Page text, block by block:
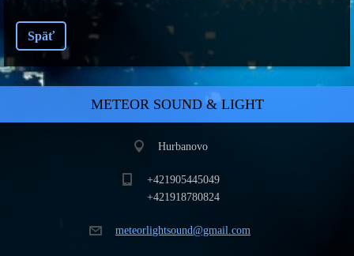
Späť
METEOR SOUND & LIGHT
Hurbanovo
+421905445049
+421918780824
meteorlightsound@gmail.com